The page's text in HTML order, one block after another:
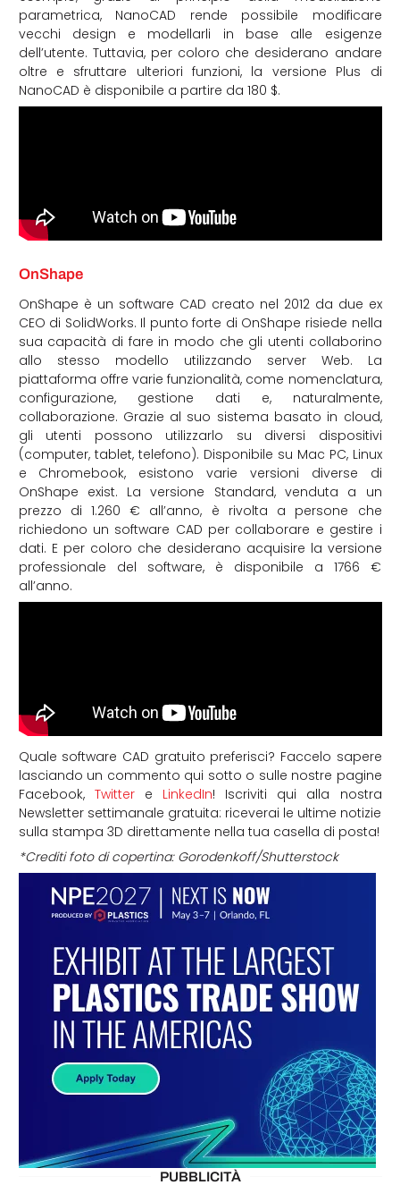
parametrica, NanoCAD rende possibile modificare
vecchi design e modellarli in base alle esigenze
dell’utente. Tuttavia, per coloro che desiderano andare
oltre e sfruttare ulteriori funzioni, la versione Plus di
NanoCAD è disponibile a partire da 180 $.
OnShape
OnShape è un software CAD creato nel 2012 da due ex
CEO di SolidWorks. Il punto forte di OnShape risiede nella
sua capacità di fare in modo che gli utenti collaborino
allo stesso modello utilizzando server Web. La
piattaforma offre varie funzionalità, come nomenclatura,
configurazione, gestione dati e, naturalmente,
collaborazione. Grazie al suo sistema basato in cloud,
gli utenti possono utilizzarlo su diversi dispositivi
(computer, tablet, telefono). Disponibile su Mac PC, Linux
e Chromebook, esistono varie versioni diverse di
OnShape exist. La versione Standard, venduta a un
prezzo di 1.260 € all’anno, è rivolta a persone che
richiedono un software CAD per collaborare e gestire i
dati. E per coloro che desiderano acquisire la versione
professionale del software, è disponibile a 1766 €
all’anno.
Quale software CAD gratuito preferisci? Faccelo sapere
lasciando un commento qui sotto o sulle nostre pagine
Facebook, Twittere LinkedIn! Iscriviti qui alla nostra
Newsletter settimanale gratuita: riceverai le ultime notizie
sulla stampa 3D direttamente nella tua casella di posta!
*Crediti foto di copertina: Gorodenkoff/Shutterstock
PUBBLICITÀ